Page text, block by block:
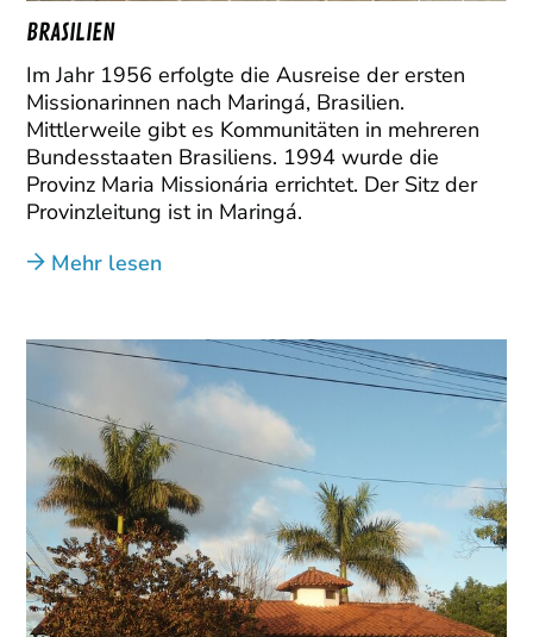
BRASILIEN
Im Jahr 1956 erfolgte die Ausreise der ersten
Missionarinnen nach Maringá, Brasilien.
Mittlerweile gibt es Kommunitäten in mehreren
Bundesstaaten Brasiliens. 1994 wurde die
Provinz Maria Missionária errichtet. Der Sitz der
Provinzleitung ist in Maringá.
Mehr lesen